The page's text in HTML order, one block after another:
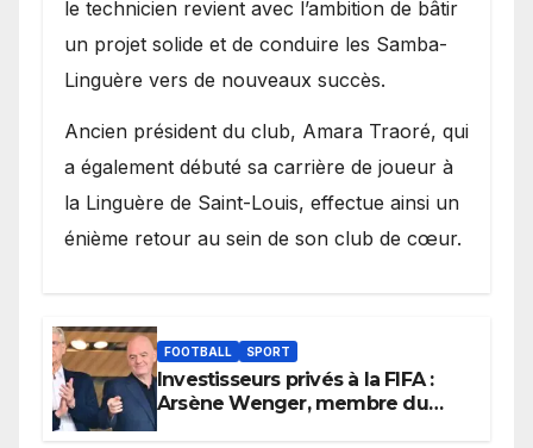
le technicien revient avec l’ambition de bâtir
un projet solide et de conduire les Samba-
Linguère vers de nouveaux succès.
Ancien président du club, Amara Traoré, qui
a également débuté sa carrière de joueur à
la Linguère de Saint-Louis, effectue ainsi un
énième retour au sein de son club de cœur.
FOOTBALL SPORT
Investisseurs privés à la FIFA :
Arsène Wenger, membre du